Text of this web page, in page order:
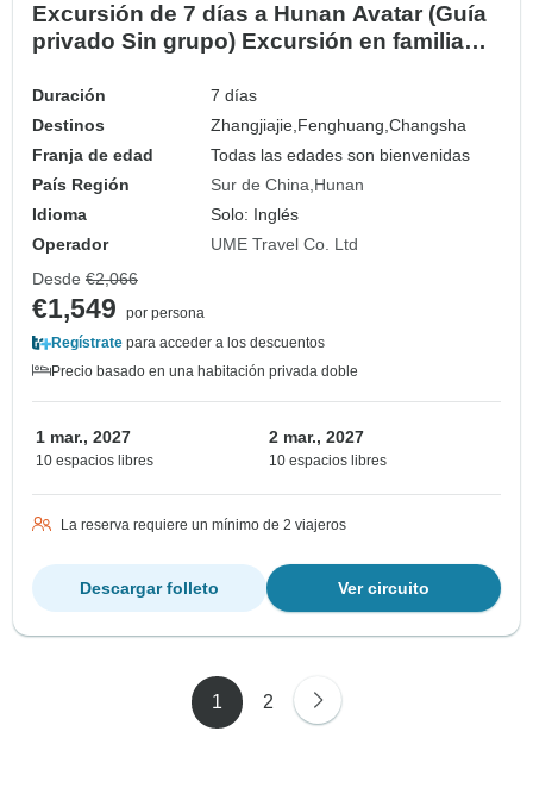
Excursión de 7 días a Hunan Avatar (Guía
privado Sin grupo) Excursión en familia
Duración
7 días
Destinos
Zhangjiajie,Fenghuang,Changsha
Franja de edad
Todas las edades son bienvenidas
País Región
Sur de China Hunan
Idioma
Solo: Inglés
Operador
UME Travel Co. Ltd
Desde €2,066
€1,549
por persona
Regístrate para acceder a los descuentos
Precio basado en una habitación privada doble
1 mar., 2027
10 espacios libres
2 mar., 2027
10 espacios libres
La reserva requiere un mínimo de 2 viajeros
Ver circuito
Descargar folleto
1 2